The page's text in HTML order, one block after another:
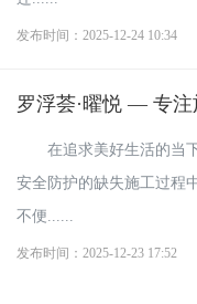
发布时间：2025-12-24 10:34
罗浮荟·曜悦 — 专
在追求美好生活的当
安全防护的缺失施工过程
不便......
发布时间：2025-12-23 17:52